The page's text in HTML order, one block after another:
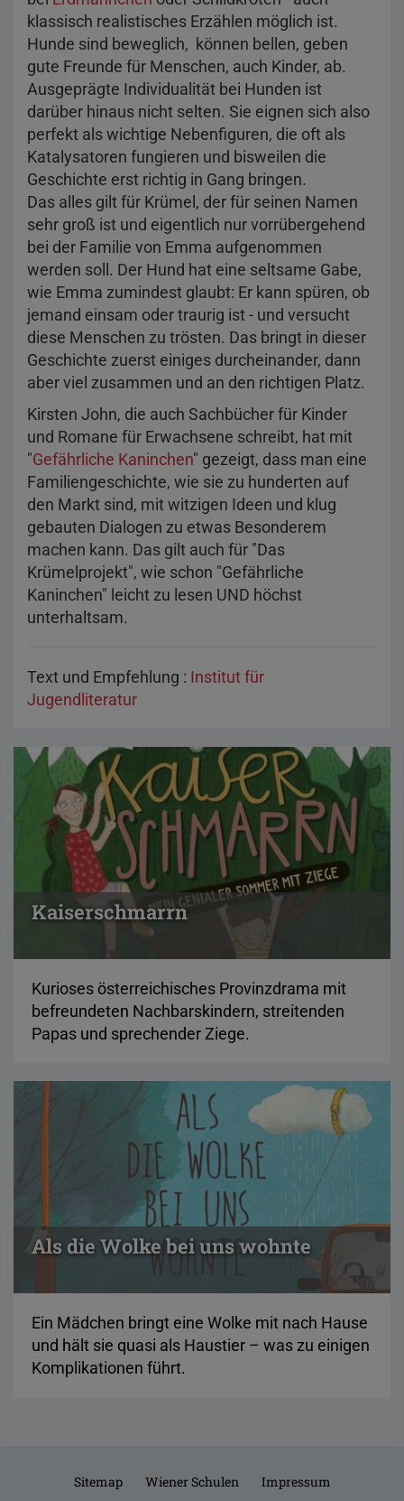
klassisch realistisches Erzählen möglich ist.
Hunde sind beweglich, können bellen, geben
gute Freunde für Menschen, auch Kinder, ab.
Ausgeprägte Individualität bei Hunden ist
darüber hinaus nicht selten. Sie eignen sich also
perfekt als wichtige Nebenfiguren, die oft als
Katalysatoren fungieren und bisweilen die
Geschichte erst richtig in Gang bringen.
Das alles gilt für Krümel, der für seinen Namen
sehr groß ist und eigentlich nur vorrübergehend
bei der Familie von Emma aufgenommen
werden soll. Der Hund hat eine seltsame Gabe,
wie Emma zumindest glaubt: Er kann spüren, ob
jemand einsam oder traurig ist - und versucht
diese Menschen zu trösten. Das bringt in dieser
Geschichte zuerst einiges durcheinander, dann
aber viel zusammen und an den richtigen Platz.
Kirsten John, die auch Sachbücher für Kinder
und Romane für Erwachsene schreibt, hat mit
"Gefährliche Kaninchen" gezeigt, dass man eine
Familiengeschichte, wie sie zu hunderten auf
den Markt sind, mit witzigen Ideen und klug
gebauten Dialogen zu etwas Besonderem
machen kann. Das gilt auch für "Das
Krümelprojekt", wie schon "Gefährliche
Kaninchen" leicht zu lesen UND höchst
unterhaltsam.
Text und Empfehlung : Institut für
Jugendliteratur
Kaiserschmarrn
Kurioses österreichisches Provinzdrama mit
befreundeten Nachbarskindern, streitenden
Papas und sprechender Ziege.
Als die Wolke bei uns wohnte
Ein Mädchen bringt eine Wolke mit nach Hause
und hält sie quasi als Haustier – was zu einigen
Komplikationen führt.
Sitemap Wiener Schulen Impressum